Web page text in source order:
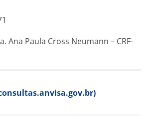
Ana Paula Cross Neumann – CRF-